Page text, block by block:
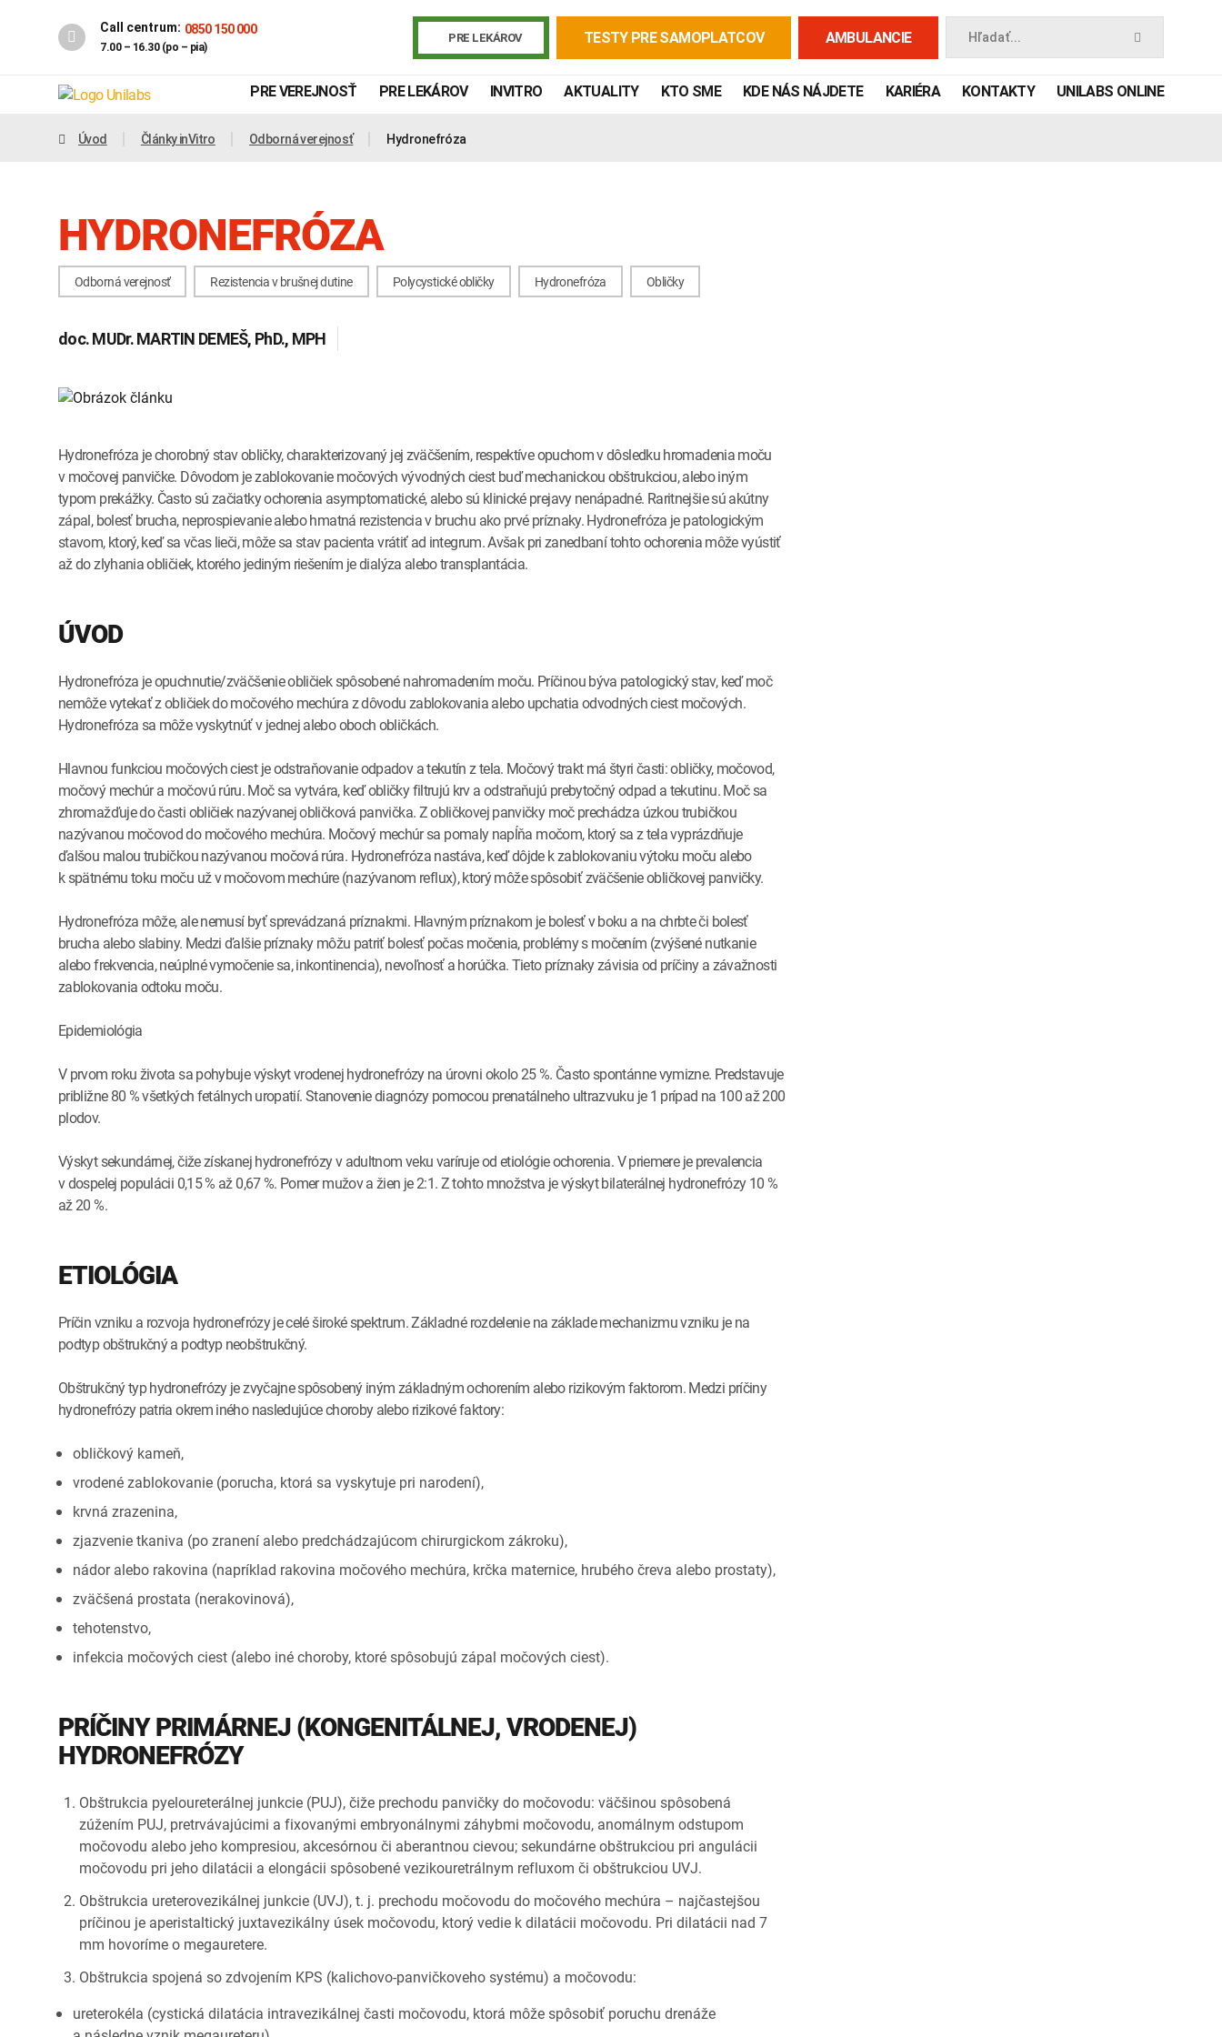
Call centrum: 0850 150 000
7.00 – 16.30 (po – pia)
PRE LEKÁROV TESTY PRE SAMOPLATCOV AMBULANCIE Hľadať...
Genetika
PRE VEREJNOSŤ PRE LEKÁROV INVITRO AKTUALITY KTO SME KDE NÁS NÁJDETE KARIÉRA KONTAKTY UNILABS ONLINE
Úvod Články inVitro Odborná verejnosť Hydronefróza
HYDRONEFRÓZA
Odborná verejnosť Rezistencia v brušnej dutine Polycystické obličky Hydronefróza Obličky
doc. MUDr.MARTIN DEMEŠ, PhD., MPH
Hydronefróza je chorobný stav obličky, charakterizovaný jej zväčšením, respektíve opuchom v dôsledku hromadenia moču
v močovej panvičke. Dôvodom je zablokovanie močových vývodných ciest buď mechanickou obštrukciou, alebo iným
typom prekážky. Často sú začiatky ochorenia asymptomatické, alebo sú klinické prejavy nenápadné. Raritnejšie sú akútny
zápal, bolesť brucha, neprospievanie alebo hmatná rezistencia v bruchu ako prvé príznaky. Hydronefróza je patologickým
stavom, ktorý, keď sa včas lieči, môže sa stav pacienta vrátiť ad integrum. Avšak pri zanedbaní tohto ochorenia môže vyústiť
až do zlyhania obličiek, ktorého jediným riešením je dialýza alebo transplantácia.
ÚVOD
Hydronefróza je opuchnutie/zväčšenie obličiek spôsobené nahromadením moču. Príčinou býva patologický stav, keď moč
nemôže vytekať z obličiek do močového mechúra z dôvodu zablokovania alebo upchatia odvodných ciest močových.
Hydronefróza sa môže vyskytnúť v jednej alebo oboch obličkách.
Hlavnou funkciou močových ciest je odstraňovanie odpadov a tekutín z tela. Močový trakt má štyri časti: obličky, močovod,
močový mechúr a močovú rúru. Moč sa vytvára, keď obličky filtrujú krv a odstraňujú prebytočný odpad a tekutinu. Moč sa
zhromažďuje do časti obličiek nazývanej obličková panvička. Z obličkovej panvičky moč prechádza úzkou trubičkou
nazývanou močovod do močového mechúra. Močový mechúr sa pomaly napĺňa močom, ktorý sa z tela vyprázdňuje
ďalšou malou trubičkou nazývanou močová rúra. Hydronefróza nastáva, keď dôjde k zablokovaniu výtoku moču alebo
k spätnému toku moču už v močovom mechúre (nazývanom reflux), ktorý môže spôsobiť zväčšenie obličkovej panvičky.
Hydronefróza môže, ale nemusí byť sprevádzaná príznakmi. Hlavným príznakom je bolesť v boku a na chrbte či bolesť
brucha alebo slabiny. Medzi ďalšie príznaky môžu patriť bolesť počas močenia, problémy s močením (zvýšené nutkanie
alebo frekvencia, neúplné vymočenie sa, inkontinencia), nevoľnosť a horúčka. Tieto príznaky závisia od príčiny a závažnosti
zablokovania odtoku moču.
Epidemiológia
V prvom roku života sa pohybuje výskyt vrodenej hydronefrózy na úrovni okolo 25 %. Často spontánne vymizne. Predstavuje
približne 80 % všetkých fetálnych uropatií. Stanovenie diagnózy pomocou prenatálneho ultrazvuku je 1 prípad na 100 až 200
plodov.
Výskyt sekundárnej, čiže získanej hydronefrózy v adultnom veku varíruje od etiológie ochorenia. V priemere je prevalencia
v dospelej populácii 0,15 % až 0,67 %. Pomer mužov a žien je 2:1. Z tohto množstva je výskyt bilaterálnej hydronefrózy 10 %
až 20 %.
ETIOLÓGIA
Príčin vzniku a rozvoja hydronefrózy je celé široké spektrum. Základné rozdelenie na základe mechanizmu vzniku je na
podtyp obštrukčný a podtyp neobštrukčný.
Obštrukčný typ hydronefrózy je zvyčajne spôsobený iným základným ochorením alebo rizikovým faktorom. Medzi príčiny
hydronefrózy patria okrem iného nasledujúce choroby alebo rizikové faktory:
obličkový kameň,
vrodené zablokovanie (porucha, ktorá sa vyskytuje pri narodení),
krvná zrazenina,
zjazvenie tkaniva (po zranení alebo predchádzajúcom chirurgickom zákroku),
nádor alebo rakovina (napríklad rakovina močového mechúra, krčka maternice, hrubého čreva alebo prostaty),
zväčšená prostata (nerakovinová),
tehotenstvo,
infekcia močových ciest (alebo iné choroby, ktoré spôsobujú zápal močových ciest).
PRÍČINY PRIMÁRNEJ (KONGENITÁLNEJ, VRODENEJ)
HYDRONEFRÓZY
Obštrukcia pyeloureterálnej junkcie (PUJ), čiže prechodu panvičky do močovodu: väčšinou spôsobená
zúžením PUJ, pretrvávajúcimi a fixovanými embryonálnymi záhybmi močovodu, anomálnym odstupom
močovodu alebo jeho kompresiou, akcesórnou či aberantnou cievou; sekundárne obštrukciou pri angulácii
močovodu pri jeho dilatácii a elongácii spôsobené vezikouretrálnym refluxom či obštrukciou UVJ.
Obštrukcia ureterovezikálnej junkcie (UVJ), t. j. prechodu močovodu do močového mechúra – najčastejšou
príčinou je aperistaltický juxtavezikálny úsek močovodu, ktorý vedie k dilatácii močovodu. Pri dilatácii nad 7
mm hovoríme o megauretere.
Obštrukcia spojená so zdvojením KPS (kalichovo-panvičkoveho systému) a močovodu:
ureterokéla (cystická dilatácia intravezikálnej časti močovodu, ktorá môže spôsobiť poruchu drenáže